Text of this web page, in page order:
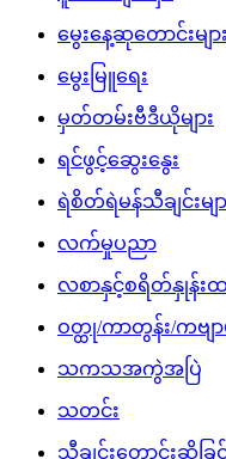
အထွေထွေဗဟုသုတ
အနုပညာရှင်သတင်းမျ
အားကစားသတင်း
Download App
မကြာခင်ကတင်ထ
Hyundai ASEAN